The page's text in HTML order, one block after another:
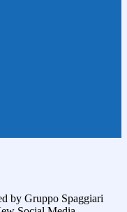
by Gruppo Spaggiari